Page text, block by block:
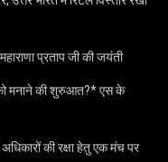
प्रताप जी की जयंती
मनाने की शुरुआत?* एस के
की रक्षा हेतु एक मंच पर